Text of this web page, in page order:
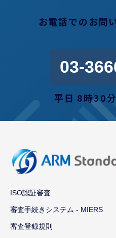
お電話でのお問
03-
平日 8時30
ISO認証審査
審査手続きシステム - MIERS
審査登録規則